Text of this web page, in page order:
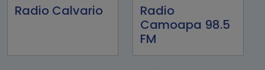
Radio Calvario
Radio
Camoapa 98.5
FM